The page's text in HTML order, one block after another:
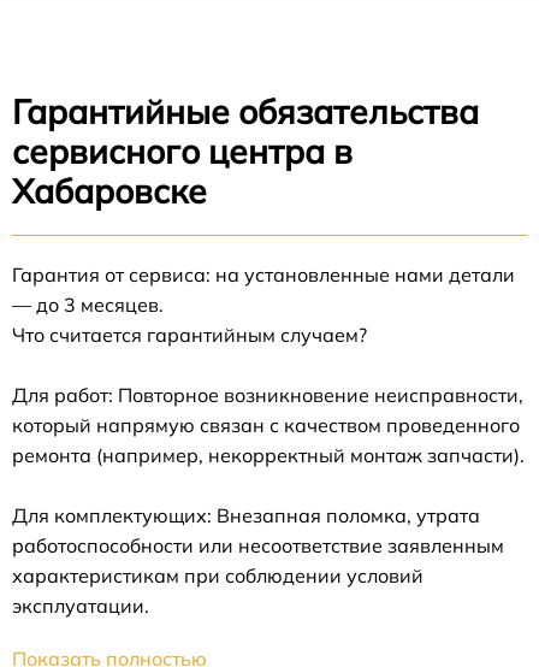
Гарантийные обязательства
сервисного центра в
Хабаровске
Гарантия от сервиса: на установленные нами детали
— до 3 месяцев.
Что считается гарантийным случаем?
Для работ: Повторное возникновение неисправности,
который напрямую связан с качеством проведенного
ремонта (например, некорректный монтаж запчасти).
Для комплектующих: Внезапная поломка, утрата
работоспособности или несоответствие заявленным
характеристикам при соблюдении условий
эксплуатации.
Показать полностью